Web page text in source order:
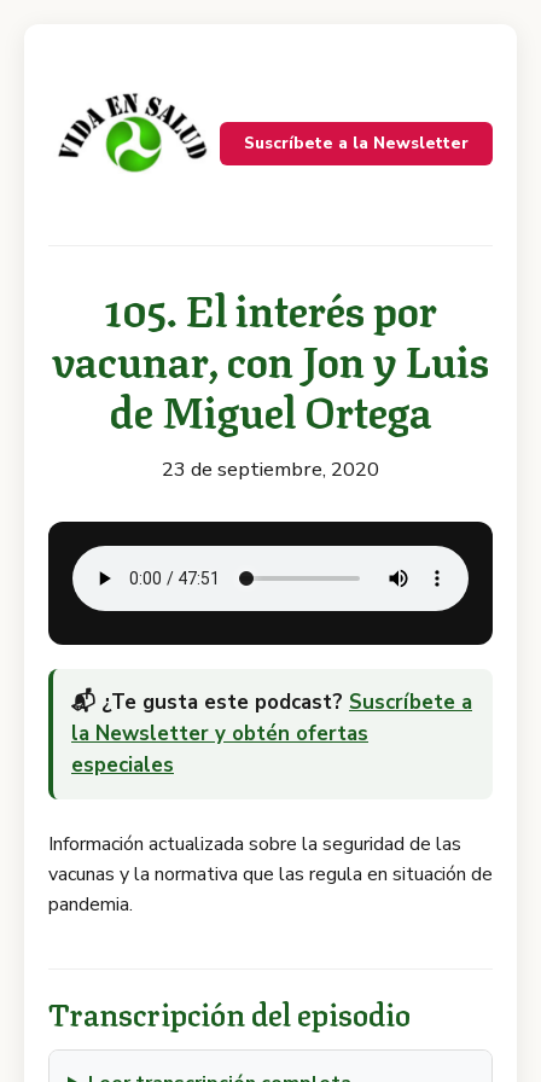
Suscríbete a la Newsletter
105. El interés por
vacunar, con Jon y Luis
de Miguel Ortega
23 de septiembre, 2020
📬 ¿Te gusta este podcast? Suscríbete a
la Newsletter y obtén ofertas
especiales
Información actualizada sobre la seguridad de las
vacunas y la normativa que las regula en situación de
pandemia.
Transcripción del episodio